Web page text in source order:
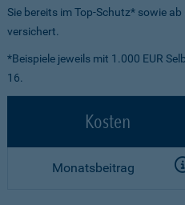
Sie bereits im Top-Schutz* sowie
versichert.
*Beispiele jeweils mit 1.000 EUR
16.
Kosten
Monatsbeitrag